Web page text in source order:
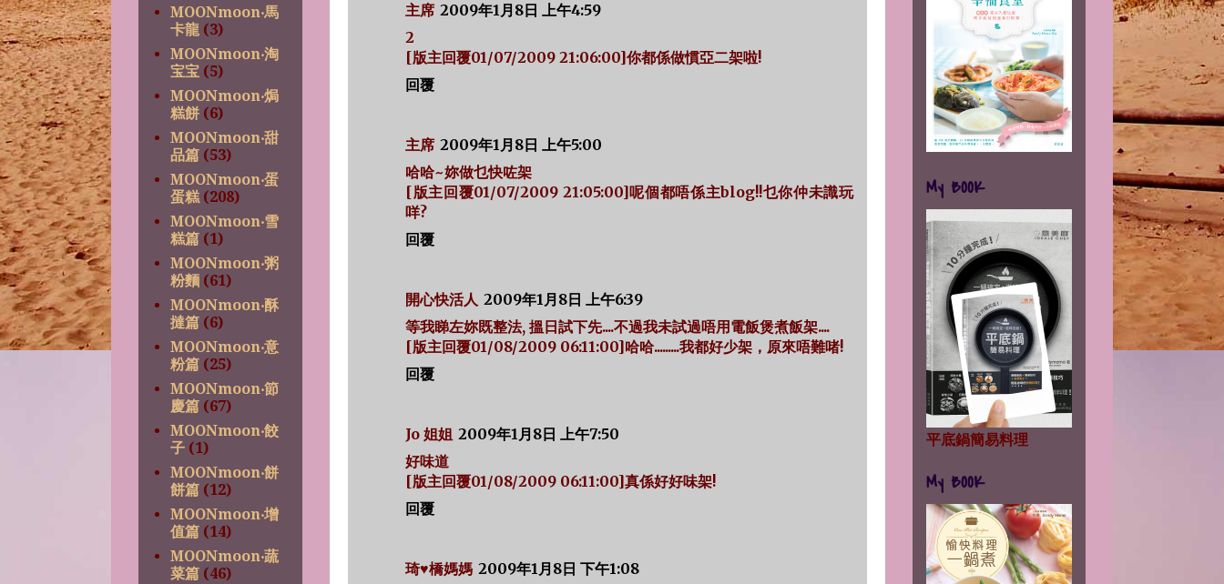
主席 2009年1月8日 上午4:59
2
[版主回覆01/07/2009 21:06:00]你都係做慣亞二架啦!
回覆
主席 2009年1月8日 上午5:00
哈哈~妳做乜快咗架
[版主回覆01/07/2009 21:05:00]呢個都唔係主blog!!乜你仲未識玩
咩?
回覆
開心快活人 2009年1月8日 上午6:39
等我睇左妳既整法, 搵日試下先....不過我未試過唔用電飯煲煮飯架....
[版主回覆01/08/2009 06:11:00]哈哈.........我都好少架，原來唔難啫!
回覆
Jo 姐姐 2009年1月8日 上午7:50
好味道
[版主回覆01/08/2009 06:11:00]真係好好味架!
回覆
琦♥橋媽媽 2009年1月8日 下午1:08
MOONmoon‧馬
卡龍 (3)
MOONmoon‧淘
宝宝 (5)
MOONmoon‧焗
糕餅 (6)
MOONmoon‧甜
品篇 (53)
MOONmoon‧蛋
蛋糕 (208)
MOONmoon‧雪
糕篇 (1)
MOONmoon‧粥
粉麵 (61)
MOONmoon‧酥
撻篇 (6)
MOONmoon‧意
粉篇 (25)
MOONmoon‧節
慶篇 (67)
MOONmoon‧餃
子 (1)
MOONmoon‧餅
餅篇 (12)
MOONmoon‧增
值篇 (14)
MOONmoon‧蔬
菜篇 (46)
My BOOK
平底鍋簡易料理
My BOOK